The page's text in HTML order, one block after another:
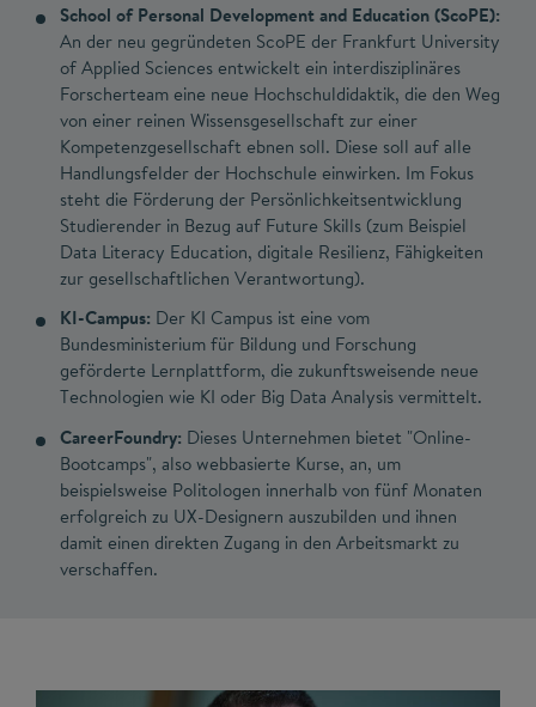
School of Personal Development and Education (ScoPE):
An der neu gegründeten ScoPE der Frankfurt University
of Applied Sciences entwickelt ein interdisziplinäres
Forscherteam eine neue Hochschuldidaktik, die den Weg
von einer reinen Wissensgesellschaft zur einer
Kompetenzgesellschaft ebnen soll. Diese soll auf alle
Handlungsfelder der Hochschule einwirken. Im Fokus
steht die Förderung der Persönlichkeitsentwicklung
Studierender in Bezug auf Future Skills (zum Beispiel
Data Literacy Education, digitale Resilienz, Fähigkeiten
zur gesellschaftlichen Verantwortung).
KI-Campus: Der KI Campus ist eine vom
Bundesministerium für Bildung und Forschung
geförderte Lernplattform, die zukunftsweisende neue
Technologien wie KI oder Big Data Analysis vermittelt.
CareerFoundry: Dieses Unternehmen bietet "Online-
Bootcamps", also webbasierte Kurse, an, um
beispielsweise Politologen innerhalb von fünf Monaten
erfolgreich zu UX-Designern auszubilden und ihnen
damit einen direkten Zugang in den Arbeitsmarkt zu
verschaffen.